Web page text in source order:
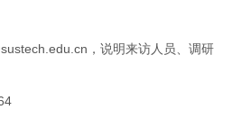
，说明来访人员、调研